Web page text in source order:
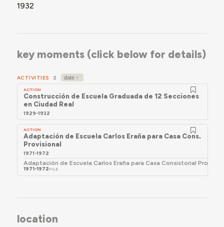
1932
key moments (click below for details)
ACTIVITIES 2
ACTION
Construcción de Escuela Graduada de 12 Secciones
en Ciudad Real
1929-1932
ACTION
Adaptación de Escuela Carlos Eraña para Casa Consistorial
Provisional
1971-1972
Adaptación de Escuela Carlos Eraña para Casa Consistorial
1971-1972 FILE
location